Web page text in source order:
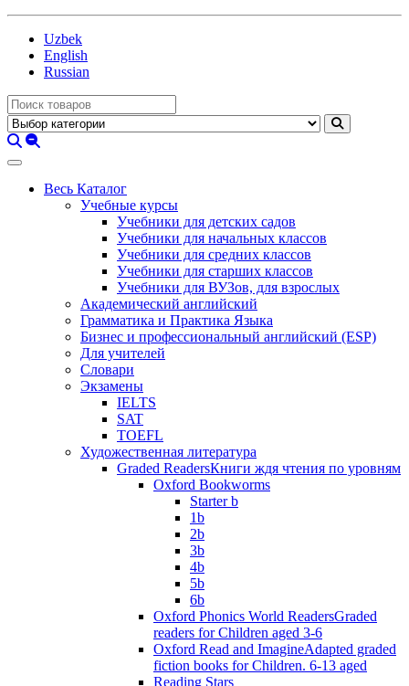
Uzbek
English
Russian
Весь Каталог
Учебные курсы
Учебники для детских садов
Учебники для начальных классов
Учебники для средних классов
Учебники для старших классов
Учебники для ВУЗов, для взрослых
Академический английский
Грамматика и Практика Языка
Бизнес и профессиональный английский (ESP)
Для учителей
Словари
Экзамены
IELTS
SAT
TOEFL
Художественная литература
Graded ReadersКниги ждя чтения по уровням
Oxford Bookworms
Starter b
1b
2b
3b
4b
5b
6b
Oxford Phonics World ReadersGraded
readers for Children aged 3-6
Oxford Read and ImagineAdapted graded
fiction books for Children. 6-13 aged
Reading Stars